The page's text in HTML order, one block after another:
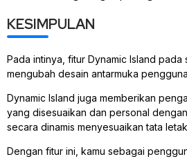
KESIMPULAN
Pada intinya, fitur Dynamic Island pada
mengubah desain antarmuka
Dynamic Island juga memberikan
yang disesuaikan dan personal
secara dinamis menyesuaikan tata
Dengan fitur ini, kamu sebagai